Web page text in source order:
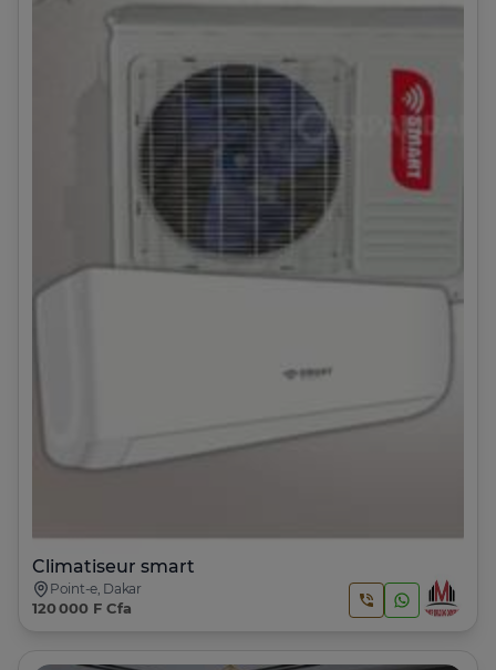
Climatiseur smart
Point-e, Dakar
120 000 F Cfa